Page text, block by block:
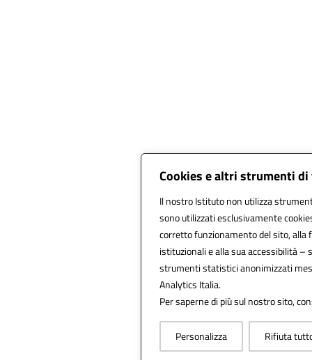
Cookies e altri strumenti
Il nostro Istituto non utilizza
sono utilizzati esclusivamente
corretto funzionamento del sito, alla
istituzionali e alla sua accessibilità –
strumenti statistici anonimizzati
Analytics Italia.
Per saperne di più sul nostro sito,
Personalizza Rifiuta